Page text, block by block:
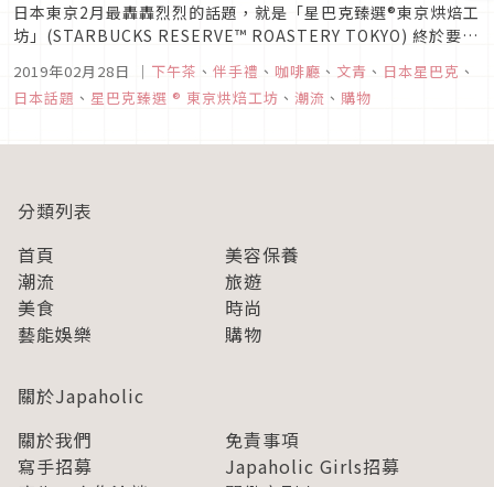
日本東京2月最轟轟烈烈的話題，就是「星巴克臻選®東京烘焙工
坊」(STARBUCKS RESERVE™ ROASTERY TOKYO) 終於要在
2月28日於中目黑開幕啦！這篇要為喜歡日本星巴克的讀者們介
紹這間萬眾矚目的星巴克旗下最頂級的新店，讓你先預習一下星
巴克臻選®東京烘焙工坊的特色。雖然新開幕時想...
2019年02月28日 ｜ 下午茶 、 伴手禮 、 咖啡廳 、 文青 、 日本星巴克 、
日本話題 、 星巴克臻選 ® 東京烘焙工坊 、 潮流 、 購物
分類列表
首頁
美容保養
潮流
旅遊
美食
時尚
藝能娛樂
購物
關於Japaholic
關於我們
免責事項
寫手招募
Japaholic Girls招募